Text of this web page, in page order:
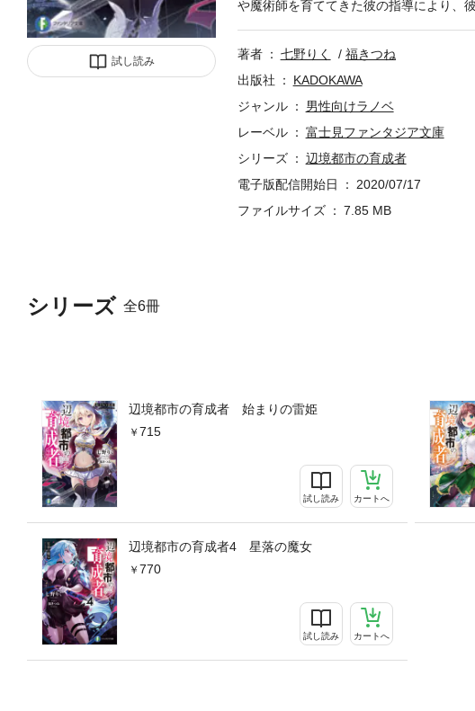
試し読み
シリーズ 全6冊
辺境都市の育成者 始まりの雷姫
715
試し読み カートへ
辺境都市の育成者4 星落の魔女
770
試し読み カートへ
や魔術師を育ててきた彼の指導により、
著者 七野りく
福きつね
出版社
KADOKAWA
ジャンル
男性向けラノベ
レーベル
富士見ファンタジア文庫
シリーズ
辺境都市の育成者
電子版配信開始日
2020/07/17
ファイルサイズ
7.85 MB